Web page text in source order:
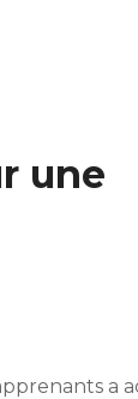
une
a